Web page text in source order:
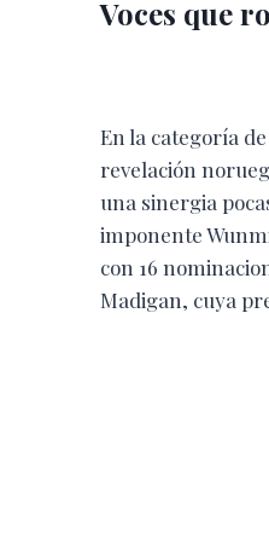
Voces que
En la categoría
revelación
una sinergia
imponente
con 16
Madigan, cuya